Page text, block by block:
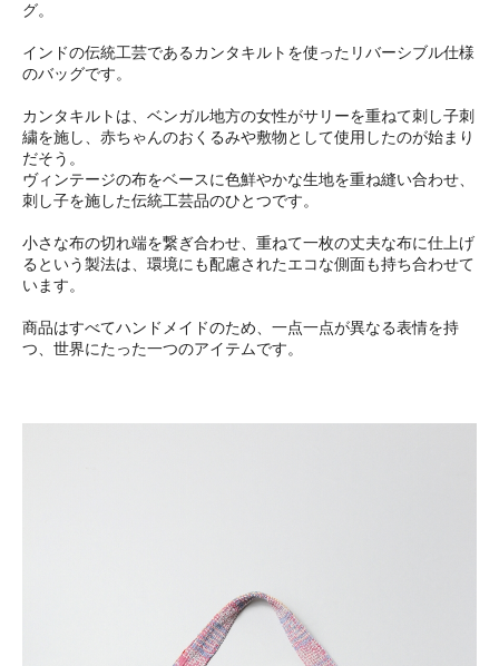
グ。
インドの伝統工芸であるカンタキルトを使ったリバーシブル仕様
のバッグです。
カンタキルトは、ベンガル地方の女性がサリーを重ねて刺し子刺
繍を施し、赤ちゃんのおくるみや敷物として使用したのが始まり
だそう。
ヴィンテージの布をベースに色鮮やかな生地を重ね縫い合わせ、
刺し子を施した伝統工芸品のひとつです。
小さな布の切れ端を繋ぎ合わせ、重ねて一枚の丈夫な布に仕上げ
るという製法は、環境にも配慮されたエコな側面も持ち合わせて
います。
商品はすべてハンドメイドのため、一点一点が異なる表情を持
つ、世界にたった一つのアイテムです。